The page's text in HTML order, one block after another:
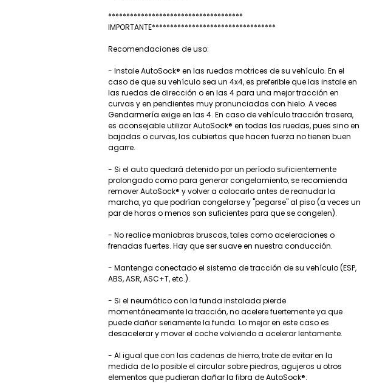
*************************************
IMPORTANTE**********************************
Recomendaciones de uso:
- Instale AutoSock® en las ruedas motrices de su vehículo. En el
caso de que su vehículo sea un 4x4, es preferible que las instale en
las ruedas de dirección o en las 4 para una mejor tracción en
curvas y en pendientes muy pronunciadas con hielo. A veces
Gendarmería exige en las 4. En caso de vehículo tracción trasera,
es aconsejable utilizar AutoSock® en todas las ruedas, pues sino en
bajadas o curvas, las cubiertas que hacen fuerza no tienen buen
agarre.
- Si el auto quedará detenido por un período suficientemente
prolongado como para generar congelamiento, se recomienda
remover AutoSock® y volver a colocarlo antes de reanudar la
marcha, ya que podrían congelarse y "pegarse" al piso (a veces un
par de horas o menos son suficientes para que se congelen).
- No realice maniobras bruscas, tales como aceleraciones o
frenadas fuertes. Hay que ser suave en nuestra conducción.
- Mantenga conectado el sistema de tracción de su vehículo (ESP,
ABS, ASR, ASC+T, etc.).
- Si el neumático con la funda instalada pierde
momentáneamente la tracción, no acelere fuertemente ya que
puede dañar seriamente la funda. Lo mejor en este caso es
desacelerar y mover el coche volviendo a acelerar lentamente.
- Al igual que con las cadenas de hierro, trate de evitar en la
medida de lo posible el circular sobre piedras, agujeros u otros
elementos que pudieran dañar la fibra de AutoSock®.